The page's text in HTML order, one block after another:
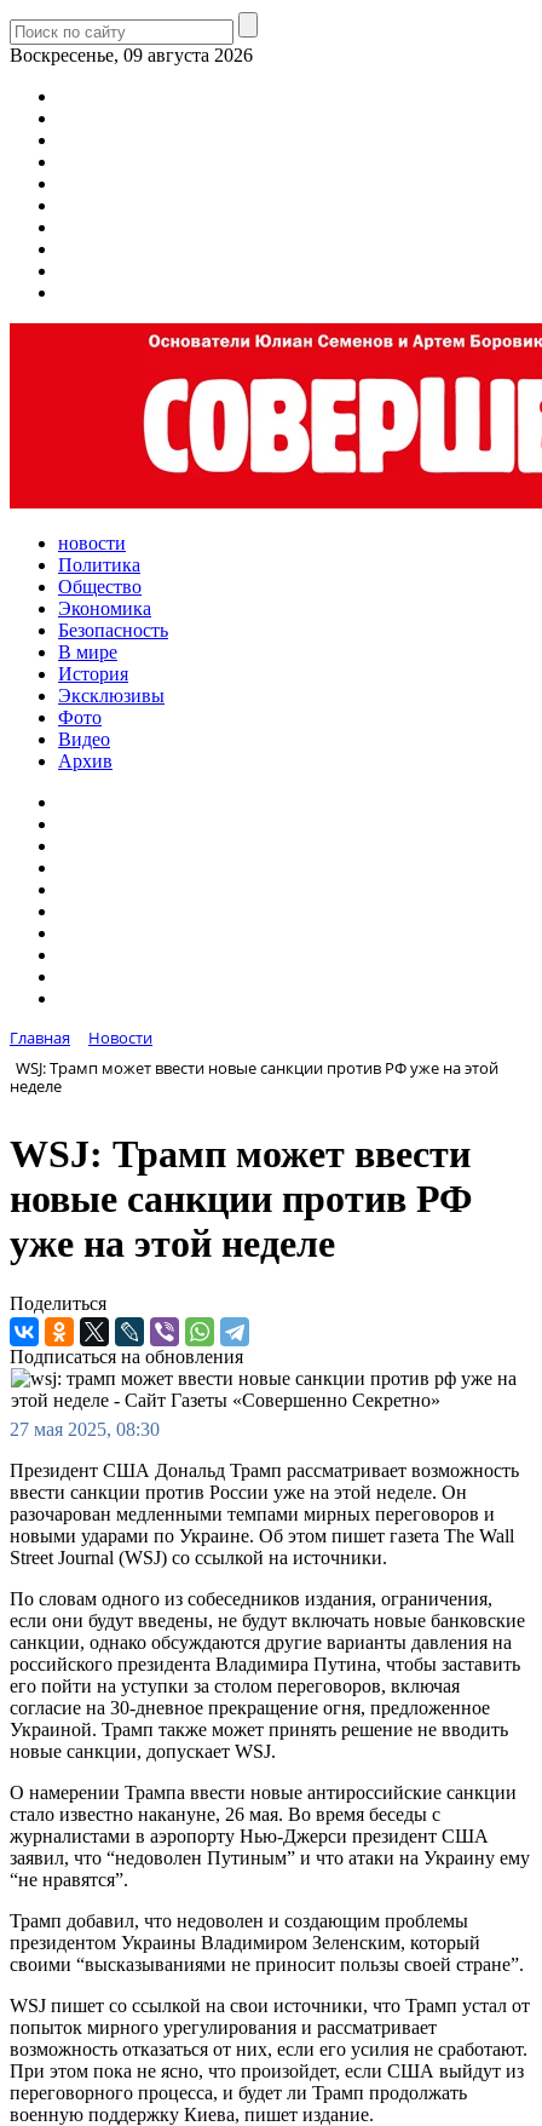
Воскресенье, 09 августа 2026
новости
Политика
Общество
Экономика
Безопасность
В мире
История
Эксклюзивы
Фото
Видео
Архив
Главная
Новости
WSJ: Трамп может ввести новые санкции против РФ уже на этой
неделе
WSJ: Трамп может ввести
новые санкции против РФ
уже на этой неделе
Поделиться
Подписаться на обновления
27 мая 2025, 08:30
Президент США Дональд Трамп рассматривает возможность
ввести санкции против России уже на этой неделе. Он
разочарован медленными темпами мирных переговоров и
новыми ударами по Украине. Об этом пишет газета The Wall
Street Journal (WSJ) со ссылкой на источники.
По словам одного из собеседников издания, ограничения,
если они будут введены, не будут включать новые банковские
санкции, однако обсуждаются другие варианты давления на
российского президента Владимира Путина, чтобы заставить
его пойти на уступки за столом переговоров, включая
согласие на 30-дневное прекращение огня, предложенное
Украиной. Трамп также может принять решение не вводить
новые санкции, допускает WSJ.
О намерении Трампа ввести новые антироссийские санкции
стало известно накануне, 26 мая. Во время беседы с
журналистами в аэропорту Нью-Джерси президент США
заявил, что “недоволен Путиным” и что атаки на Украину ему
“не нравятся”.
Трамп добавил, что недоволен и создающим проблемы
президентом Украины Владимиром Зеленским, который
своими “высказываниями не приносит пользы своей стране”.
WSJ пишет со ссылкой на свои источники, что Трамп устал от
попыток мирного урегулирования и рассматривает
возможность отказаться от них, если его усилия не сработают.
При этом пока не ясно, что произойдет, если США выйдут из
переговорного процесса, и будет ли Трамп продолжать
военную поддержку Киева, пишет издание.